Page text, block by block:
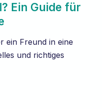
Ein Guide für
ein Freund in eine
und richtiges